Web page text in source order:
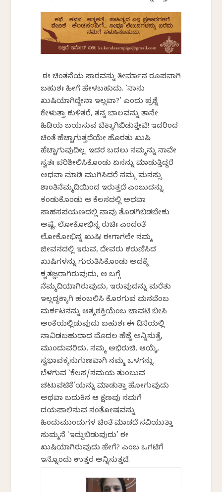
ಈ ಚಿಂತನೆಯ ಸಾರವನ್ನು ತೀರ್ಮಾನ ರೂಪವಾಗಿ
ಬಹುಶಃ ಹೀಗೆ ಹೇಳಬಹುದು. `ನಾನು
ಖುಷಿಯಾಗಿದ್ದೇನಾ ಇಲ್ಲವಾ?’ ಎಂದು ಪ್ರಶ್ನೆ
ಕೇಳುತ್ತಾ ಕುಳಿತರೆ, ತನ್ನ ಬಾಲವನ್ನು ತಾನೇ
ಹಿಡಿಯ ಬಯಸುವ ಬೆಕ್ಕಾಗಿಬಿಡುತ್ತೇವೆ! ಇದರಿಂದ
ಚಿಂತೆ ಹೆಚ್ಚಾಗುತ್ತದೆಯೇ ಹೊರತು ಖುಷಿ
ಹೆಚ್ಚಾಗುವುದಿಲ್ಲ. ಇದರ ಬದಲು ನಮ್ಮನ್ನು ನಾವೇ
ಸ್ವತಃ ಪರಿಶೀಲಿಸಿಕೊಂಡು ಏನನ್ನು ಮಾಡುತ್ತಿದ್ದರೆ
ಅಥವಾ ಮಾಡಿ ಮುಗಿಸಿದರೆ ನಮ್ಮ ಮನಸ್ಸು
ಶಾಂತಿನೆಮ್ಮದಿಯಿಂದ ಇರುತ್ತದೆ ಎಂಬುದನ್ನು
ಕಂಡುಕೊಂಡು ಆ ಕೆಲಸದಲ್ಲಿ ಅಥವಾ
ಸಾಹಸಪಯಣದಲ್ಲಿ ನಾವು ತೊಡಗಿಬಿಡಬೇಕು
ಅಷ್ಟೆ. ಲೋಕೋಭಿನ್ನ ರುಚಿಃ ಎಂದಂತೆ
ಲೋಕೋಭಿನ್ನ ಖುಷಿ! ಈಗಾಗಲೇ ನಮ್ಮ
ಜೀವನದಲ್ಲಿ ಇರುವ, ದೇವರು ಕರುಣಿಸಿದ
ಖುಷಿಗಳನ್ನು ಗುರುತಿಸಿಕೊಂಡು ಅದಕ್ಕೆ
ಕೃತಜ್ಞರಾಗಿರುವುದು, ಆ ಬಗ್ಗೆ
ನೆಮ್ಮದಿಯಾಗಿರುವುದು, ಇರುವುದನ್ನು ಮರೆತು
ಇಲ್ಲದ್ದಕ್ಕಾಗಿ ಹಂಬಲಿಸಿ ಕೊರಗುವ ಮನವೆಂಬ
ಮರ್ಕಟನನ್ನು ಆತ್ಮಶಕ್ತಿಯೆಂಬ ಚಾವಟಿ ಬೀಸಿ
ಅಂಕೆಯಲ್ಲಿಡುವುದು ಬಹುಶಃ ಈ ದಿಸೆಯಲ್ಲಿ
ನಾವಿಡಬಹುದಾದ ಮೊದಲ ಹೆಜ್ಜೆ ಅನ್ನಿಸುತ್ತೆ,
ಮುಂದುವರಿದು, ನಮ್ಮ ಅಭಿರುಚಿ, ಆಯ್ಕೆ,
ಸ್ವಭಾವಕ್ಕನುಗುಣವಾಗಿ ನಮ್ಮ ಒಳಗನ್ನು
ಬೆಳಗುವ `ಕೆಲಸ/ಸಮಯ ತುಂಬುವ
ಚಟುವಟಿಕೆ’ಯನ್ನು ಮಾಡುತ್ತಾ ಹೋಗುವುದು
ಅಥವಾ ಬದುಕಿನ ಆ ಕ್ಷಣವು ನಮಗೆ
ದಯಪಾಲಿಸುವ ಸಂತೋಷವನ್ನು
ಹಿಂದುಮುಂದುಗಳ ಚಿಂತೆ ಮಾಡದೆ ಸವಿಯುತ್ತಾ
ಸುಮ್ಮನೆ `ಇದ್ದುಬಿಡುವುದು’ ಈ
ಖುಷಿಯಾಗಿರುವುದು ಹೇಗೆ? ಎಂಬ ಒಗಟಿಗೆ
ಇನ್ನೊಂದು ಉತ್ತರ ಅನ್ನಿಸುತ್ತದೆ.